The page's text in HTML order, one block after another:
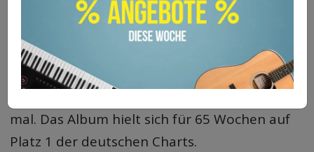
Mit ihrem ersten Album „Schrei“ haben sie
direkt den Durchbruch geschafft. Es wurde
dreifach mit Gold ausgezeichnet und
mal. Das Album hielt sich für 65 Wochen auf
Platz 1 der deutschen Charts.